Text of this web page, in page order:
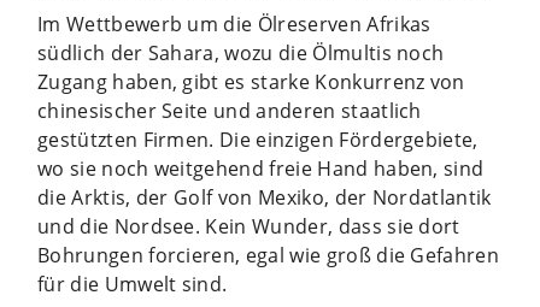
Im Wettbewerb um die Ölreserven Afrikas
südlich der Sahara, wozu die Ölmultis noch
Zugang haben, gibt es starke Konkurrenz von
chinesischer Seite und anderen staatlich
gestützten Firmen. Die einzigen Fördergebiete,
wo sie noch weitgehend freie Hand haben, sind
die Arktis, der Golf von Mexiko, der Nordatlantik
und die Nordsee. Kein Wunder, dass sie dort
Bohrungen forcieren, egal wie groß die Gefahren
für die Umwelt sind.